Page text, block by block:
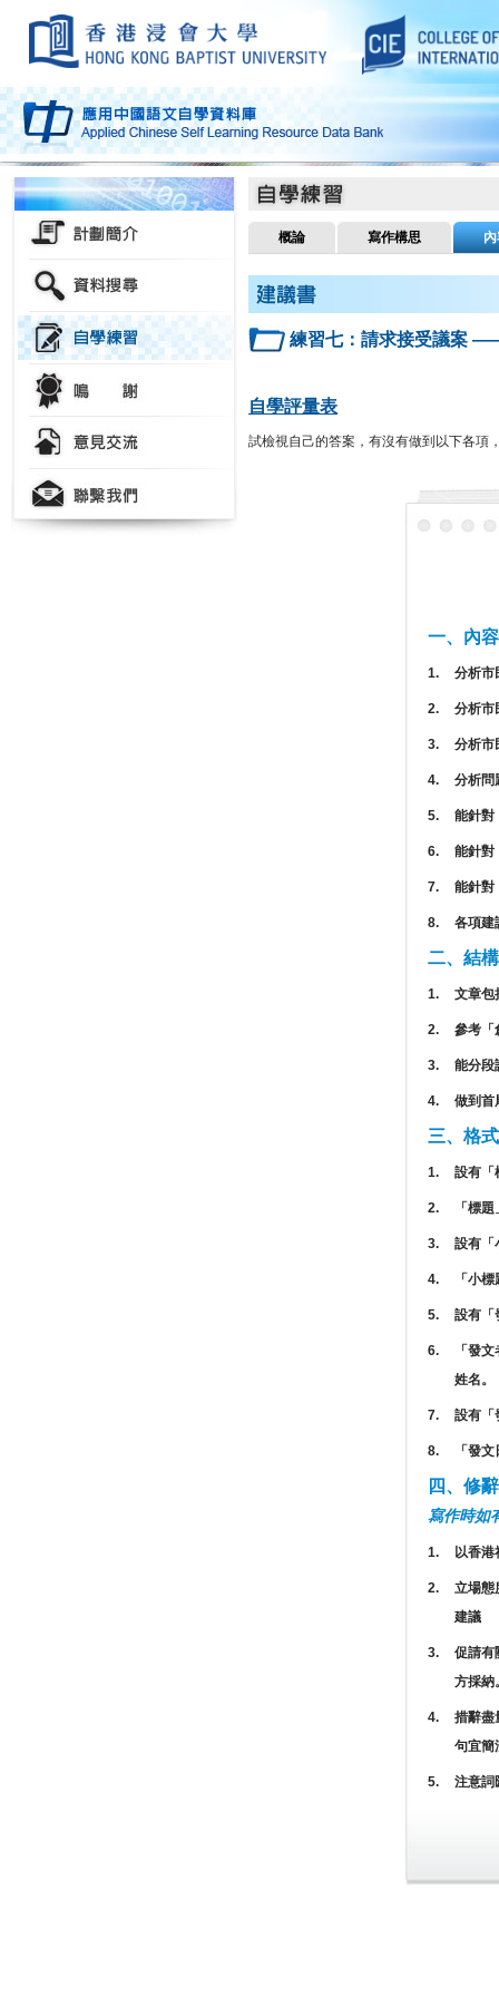
概論 寫作構思
練習七：請求接受議案
自學評量表
試檢視自己的答案，有沒有做到以下各項
一、內容
1. 分析市
2. 分析市
3. 分析市
4. 分析問
5. 能針對
6. 能針對
7. 能針對
8. 各項建
二、結
1. 文章包
2. 參考「
3. 能分段
4. 做到首
三、格式
1. 設有「
2. 「標
3. 設有「
4. 「小
5. 設有「
6.
「發
姓名。
7. 設有「
8. 「發
四、修
寫作時如
1. 以香港
2.
立場態
建議
3.
促請有
方採納
4.
措辭盡
句宜簡
5. 注意詞